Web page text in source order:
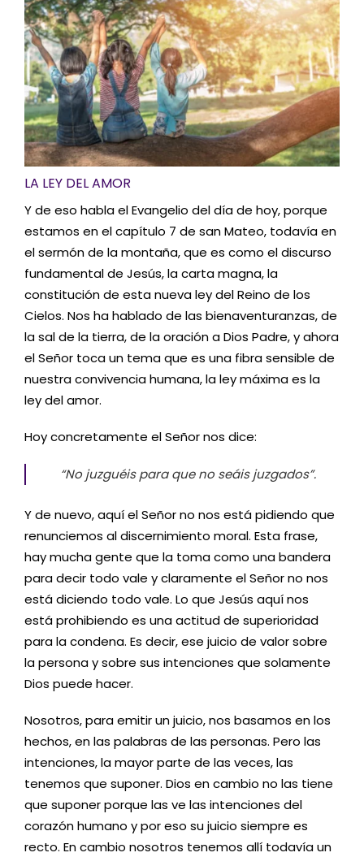
LA LEY DEL AMOR
Y de eso habla el Evangelio del día de hoy, porque
estamos en el capítulo 7 de san Mateo, todavía en
el sermón de la montaña, que es como el discurso
fundamental de Jesús, la carta magna, la
constitución de esta nueva ley del Reino de los
Cielos. Nos ha hablado de las bienaventuranzas, de
la sal de la tierra, de la oración a Dios Padre, y ahora
el Señor toca un tema que es una fibra sensible de
nuestra convivencia humana, la ley máxima es la
ley del amor.
Hoy concretamente el Señor nos dice:
“No juzguéis para que no seáis juzgados”.
Y de nuevo, aquí el Señor no nos está pidiendo que
renunciemos al discernimiento moral. Esta frase,
hay mucha gente que la toma como una bandera
para decir todo vale y claramente el Señor no nos
está diciendo todo vale. Lo que Jesús aquí nos
está prohibiendo es una actitud de superioridad
para la condena. Es decir, ese juicio de valor sobre
la persona y sobre sus intenciones que solamente
Dios puede hacer.
Nosotros, para emitir un juicio, nos basamos en los
hechos, en las palabras de las personas. Pero las
intenciones, la mayor parte de las veces, las
tenemos que suponer. Dios en cambio no las tiene
que suponer porque las ve las intenciones del
corazón humano y por eso su juicio siempre es
recto. En cambio nosotros tenemos allí todavía un